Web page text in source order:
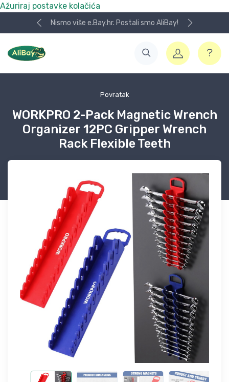
Ažuriraj postavke kolačića
Nismo više e.Bay.hr. Postali smo AliBay!
Povratak
WORKPRO 2-Pack Magnetic Wrench
Organizer 12PC Gripper Wrench
Rack Flexible Teeth